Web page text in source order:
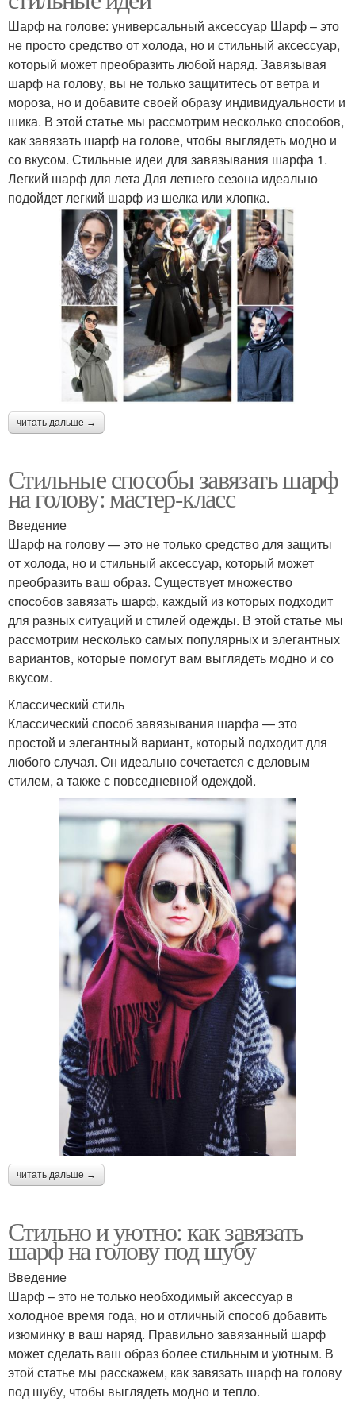
Шарф на голове: универсальный аксессуар Шарф – это
не просто средство от холода, но и стильный аксессуар,
который может преобразить любой наряд. Завязывая
шарф на голову, вы не только защититесь от ветра и
мороза, но и добавите своей образу индивидуальности и
шика. В этой статье мы рассмотрим несколько способов,
как завязать шарф на голове, чтобы выглядеть модно и
со вкусом. Стильные идеи для завязывания шарфа 1.
Легкий шарф для лета Для летнего сезона идеально
подойдет легкий шарф из шелка или хлопка.
читать дальше →
Стильные способы завязать шарф
на голову: мастер-класс
Введение
Шарф на голову — это не только средство для защиты
от холода, но и стильный аксессуар, который может
преобразить ваш образ. Существует множество
способов завязать шарф, каждый из которых подходит
для разных ситуаций и стилей одежды. В этой статье мы
рассмотрим несколько самых популярных и элегантных
вариантов, которые помогут вам выглядеть модно и со
вкусом.
Классический стиль
Классический способ завязывания шарфа — это
простой и элегантный вариант, который подходит для
любого случая. Он идеально сочетается с деловым
стилем, а также с повседневной одеждой.
читать дальше →
Стильно и уютно: как завязать
шарф на голову под шубу
Введение
Шарф – это не только необходимый аксессуар в
холодное время года, но и отличный способ добавить
изюминку в ваш наряд. Правильно завязанный шарф
может сделать ваш образ более стильным и уютным. В
этой статье мы расскажем, как завязать шарф на голову
под шубу, чтобы выглядеть модно и тепло.